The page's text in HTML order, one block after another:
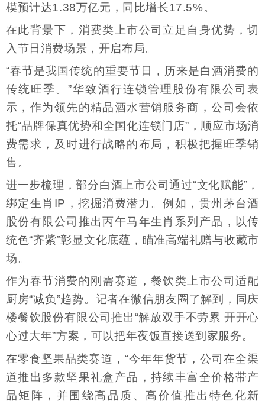
模预计达1.38万亿元，同比增长17.5%。
在此背景下，消费类上市公司立足自身优势，切
入节日消费场景，开启布局。
“春节是我国传统的重要节日，历来是白酒消费的
传统旺季。”华致酒行连锁管理股份有限公司表
示，作为领先的精品酒水营销服务商，公司会依
托“品牌保真优势和全国化连锁门店”，顺应市场消
费需求，及时进行战略的布局，积极把握旺季销
售。
进一步梳理，部分白酒上市公司通过“文化赋能”，
绑定生肖IP，挖掘消费潜力。例如，贵州茅台酒
股份有限公司推出丙午马年生肖系列产品，以传
统色“齐紫”彰显文化底蕴，瞄准高端礼赠与收藏市
场。
作为春节消费的刚需赛道，餐饮类上市公司适配
厨房“减负”趋势。记者在微信朋友圈了解到，同庆
楼餐饮股份有限公司推出“解放双手不劳累 开开心
心过大年”方案，可以把年夜饭直接送到家服务。
在零食坚果品类赛道，“今年年货节，公司在全渠
道推出多款坚果礼盒产品，持续丰富全价格带产
品矩阵，并围绕高品质、高价值推出特色化新